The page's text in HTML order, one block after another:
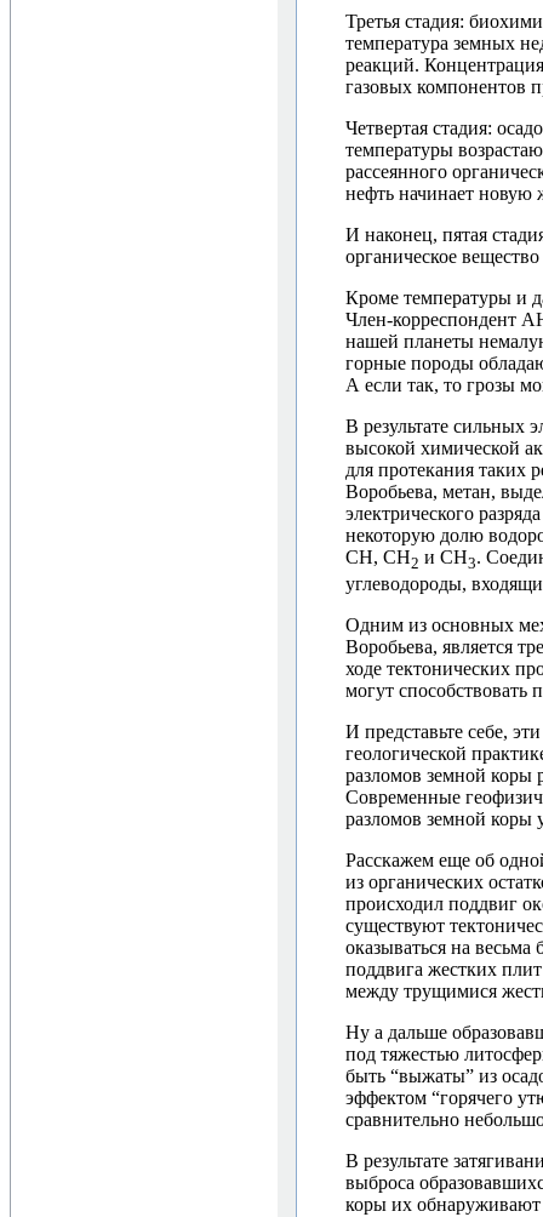
Третья стадия:
температура земных
реакций.
газовых компонентов
Четвертая стадия:
температуры
рассеянного
нефть начинает новую
И наконец, пятая
органическое
Кроме температуры и
Член-корреспондент
нашей планеты
горные породы
А если так, то грозы
В результате сильных
высокой химической
для протекания
Воробьева, метан,
электрического
некоторую долю
СН, СН2 и СН3.
углеводороды,
Одним из основных
Воробьева, является
ходе тектонических
могут способствовать
И представьте себе,
геологической
разломов земной коры
Современные
разломов земной коры
Расскажем еще об
из органических
происходил поддвиг
существуют
оказываться на
поддвига жестких
между трущимися
Ну а дальше
под тяжестью
быть “выжаты” из
эффектом “горячего
сравнительно
В результате
выброса
коры их обнаруживают